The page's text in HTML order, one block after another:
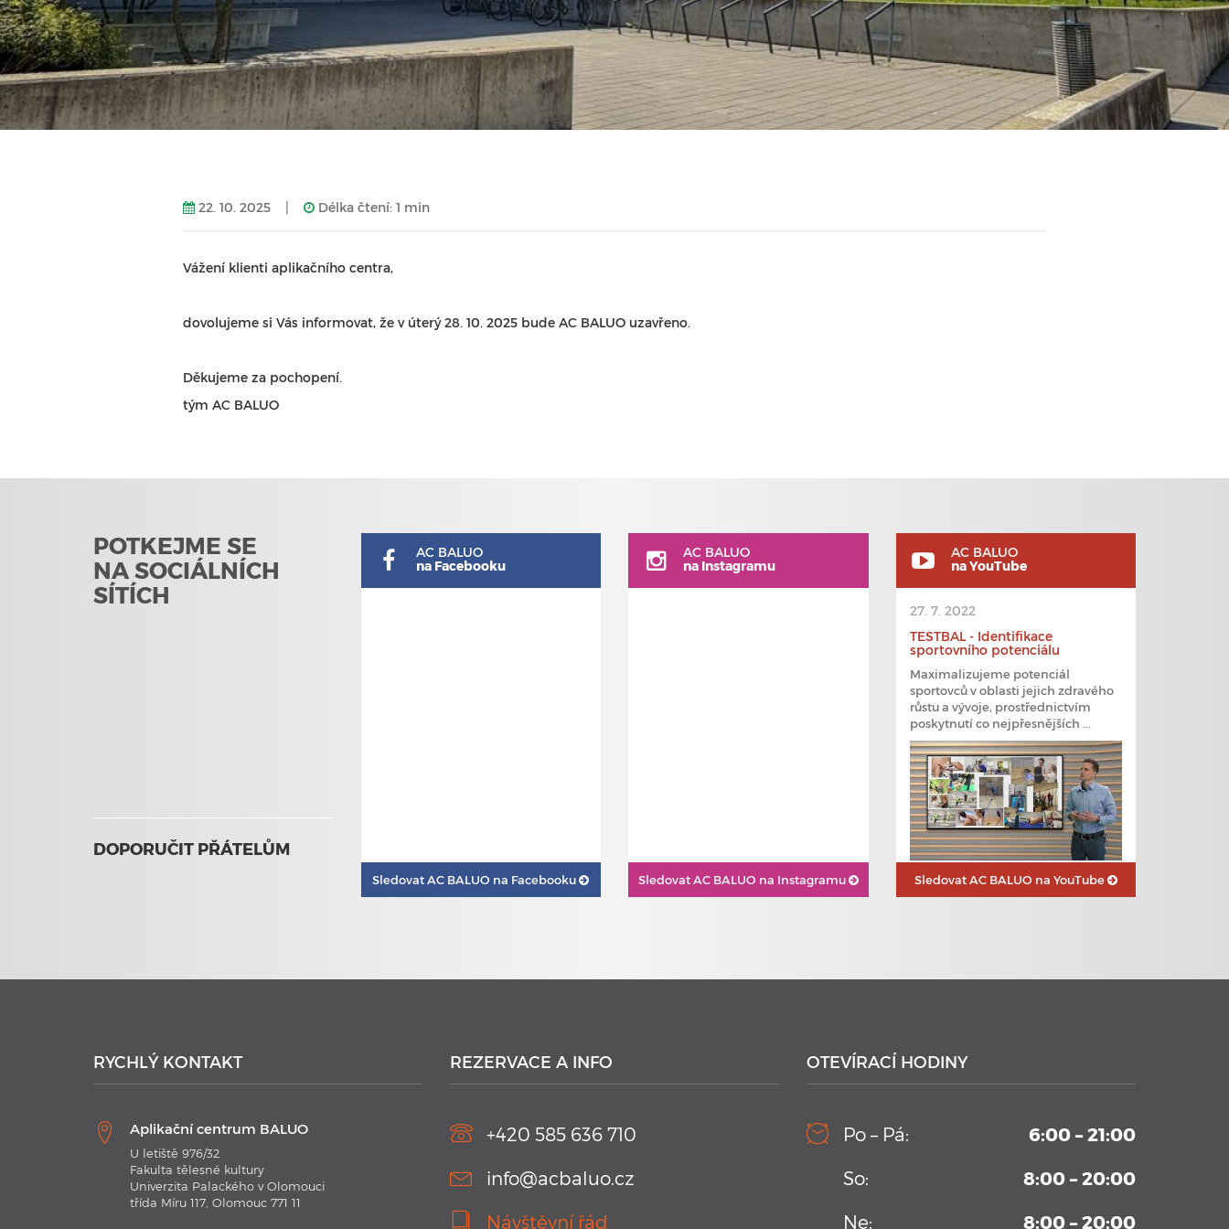
22. 10. 2025| Délka čtení: 1 min
Vážení klienti aplikačního centra,
dovolujeme si Vás informovat, že v úterý 28. 10. 2025 bude AC BALUO uzavřeno.
Děkujeme za pochopení.
tým AC BALUO
POTKEJME SE
NA SOCIÁLNÍCH
SÍTÍCH
DOPORUČIT PŘÁTELŮM
AC BALUO
na Facebooku
SledovatAC BALUO na Facebooku
AC BALUO
na Instagramu
SledovatAC BALUO na Instagramu
AC BALUO
na YouTube
27. 7. 2022
TESTBAL - Identifikace
sportovního potenciálu
Maximalizujeme potenciál
sportovců v oblasti jejich zdravého
růstu a vývoje, prostřednictvím
poskytnutí co nejpřesnějších ...
Plavecké kurzy AC BALUO s
SledovatAC BALUO na YouTube
RYCHLÝ KONTAKT
Aplikační centrum BALUO
U letiště 976/32
Fakulta tělesné kultury
Univerzita Palackého v Olomouci
třída Míru 117, Olomouc 771 11
REZERVACE A INFO
+420 585 636 710
info@acbaluo.cz
Návštěvní řád
OTEVÍRACÍ HODINY
Po – Pá:
6:00 – 21:00
So:
8:00 – 20:00
Ne:
8:00 – 20:00